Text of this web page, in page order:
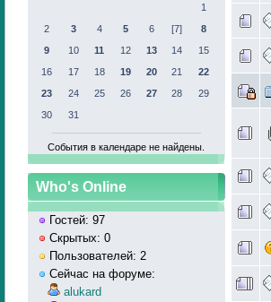
1
2
3 4 5 6 [7]
8
9
10 11 12 13 14
15
16
17 18 19 20 21
22
23
24 25 26 27 28
29
30
31
События в календаре не найдены.
Who's Online
Гостей: 97
Скрытых: 0
Пользователей: 2
Сейчас на форуме:
alukard